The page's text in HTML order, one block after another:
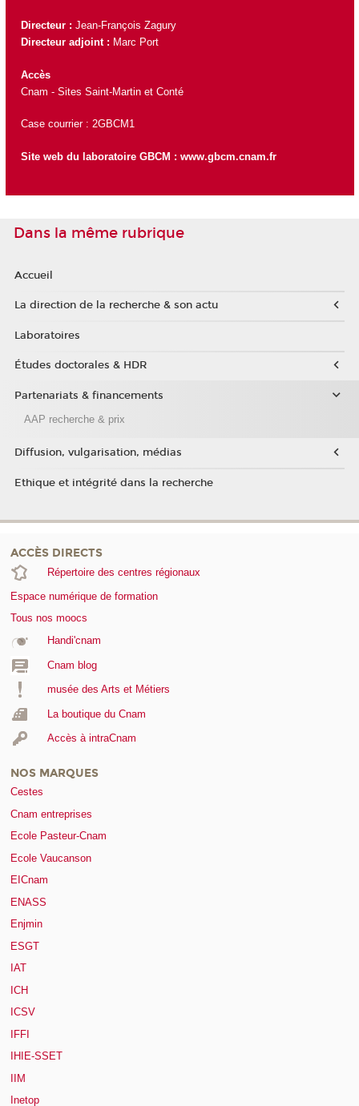
Directeur : Jean-François Zagury
Directeur adjoint : Marc Port
Accès
Cnam - Sites Saint-Martin et Conté
Case courrier : 2GBCM1
Site web du laboratoire GBCM : www.gbcm.cnam.fr
Dans la même rubrique
Accueil
La direction de la recherche & son actu
Laboratoires
Études doctorales & HDR
Partenariats & financements
AAP recherche & prix
Diffusion, vulgarisation, médias
Ethique et intégrité dans la recherche
ACCÈS DIRECTS
Répertoire des centres régionaux
Espace numérique de formation
Tous nos moocs
Handi'cnam
Cnam blog
musée des Arts et Métiers
La boutique du Cnam
Accès à intraCnam
NOS MARQUES
Cestes
Cnam entreprises
Ecole Pasteur-Cnam
Ecole Vaucanson
EICnam
ENASS
Enjmin
ESGT
IAT
ICH
ICSV
IFFI
IHIE-SSET
IIM
Inetop